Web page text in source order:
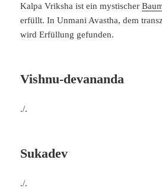
Kalpa Vriksha ist ein mystischer
erfüllt. In Unmani Avastha, dem
wird Erfüllung gefunden.
Vishnu-devananda
./.
Sukadev
./.